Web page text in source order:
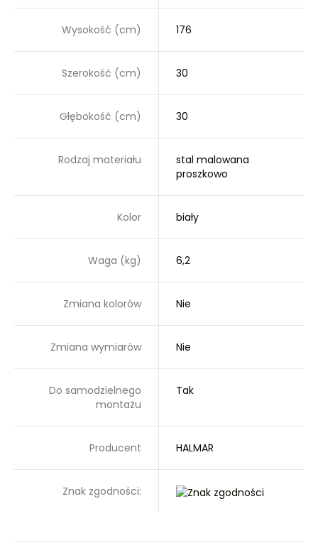
Wysokość (cm) 176
Szerokość (cm) 30
Głębokość (cm) 30
Rodzaj materiału
stal malowana
proszkowo
Kolor biały
Waga (kg) 6,2
Zmiana kolorów Nie
Zmiana wymiarów Nie
Do samodzielnego
montażu
Tak
Producent HALMAR
Znak zgodności: